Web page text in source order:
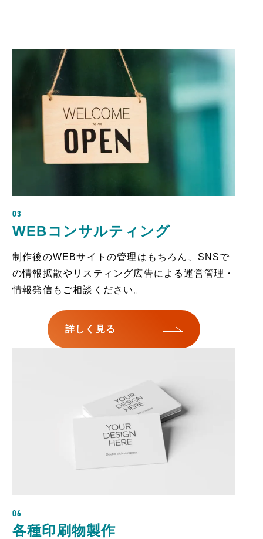
03
WEBコンサルティング
制作後のWEBサイトの管理はもちろん、SNSで
の情報拡散やリスティング広告による運営管理・
情報発信もご相談ください。
詳しく見る
06
各種印刷物製作